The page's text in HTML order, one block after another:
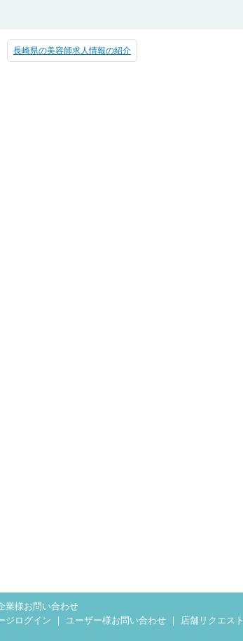
長崎県の美容師求人情報の紹介
業様お問い合わせ
ジログイン ｜ ユーザー様お問い合わせ ｜ 店舗リクエスト